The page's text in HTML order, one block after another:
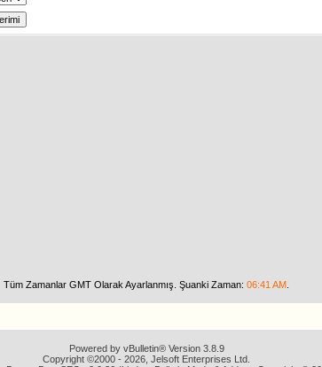
Tüm Zamanlar GMT Olarak Ayarlanmış. Şuanki Zaman: 06:41 AM
Powered by vBulletin® Version 3.8.9
Copyright ©2000 - 2026, Jelsoft Enterprises Ltd.